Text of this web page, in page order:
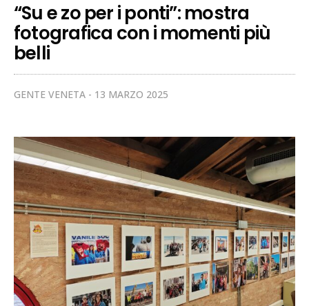
“Su e zo per i ponti”: mostra
fotografica con i momenti più
belli
GENTE VENETA 13 MARZO 2025